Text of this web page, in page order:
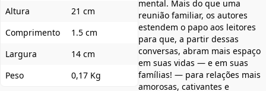
Altura
21 cm
Comprimento
1.5 cm
Largura
14 cm
Peso
0,17 Kg
mental. Mais do que uma
reunião familiar, os autores
estendem o papo aos leitores
para que, a partir dessas
conversas, abram mais espaço
em suas vidas — e em suas
famílias! — para relações mais
amorosas, cativantes e